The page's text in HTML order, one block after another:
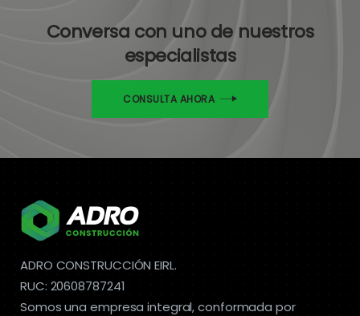
Conversa con uno de nuestros
especialistas
CONSULTA AHORA
ADRO CONSTRUCCIÓN EIRL.
RUC: 20608787241
Somos una empresa integral, conformada por